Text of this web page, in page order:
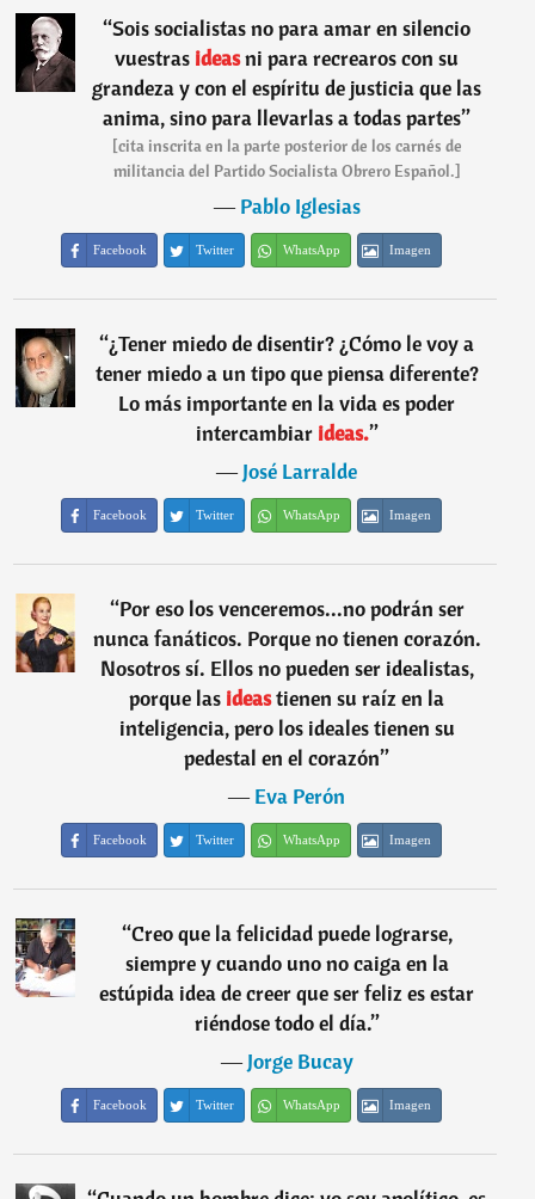
“Sois socialistas no para amar en silencio
vuestras ideasni para recrearos con su
grandeza y con el espíritu de justicia que las
anima, sino para llevarlas a todas partes”
[cita inscrita en la parte posterior de los carnés de
militancia del Partido Socialista Obrero Español.]
―Pablo Iglesias
Facebook Twitter WhatsApp Imagen
“¿Tener miedo de disentir? ¿Cómo le voy a
tener miedo a un tipo que piensa diferente?
Lo más importante en la vida es poder
intercambiarideas.”
―José Larralde
Facebook Twitter WhatsApp Imagen
“Por eso los venceremos...no podrán ser
nunca fanáticos. Porque no tienen corazón.
Nosotros sí. Ellos no pueden ser idealistas,
porque las ideastienen su raíz en la
inteligencia, pero los ideales tienen su
pedestal en el corazón”
―Eva Perón
Facebook Twitter WhatsApp Imagen
“Creo que la felicidad puede lograrse,
siempre y cuando uno no caiga en la
estúpida idea de creer que ser feliz es estar
riéndose todo el día.”
―Jorge Bucay
Facebook Twitter WhatsApp Imagen